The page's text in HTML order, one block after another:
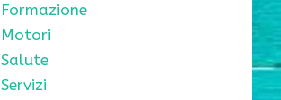
Formazione
Motori
Salute
Servizi